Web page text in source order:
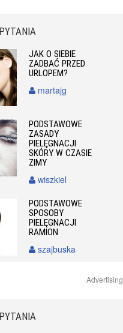
JAK O SIEBIE
ZADBAĆ PRZED
URLOPEM?
martajg
PODSTAWOWE
ZASADY
PIELĘGNACJI
SKÓRY W CZASIE
ZIMY
wiszkiel
PODSTAWOWE
SPOSOBY
PIELĘGNACJI
RAMION
szajbuska
Advertising